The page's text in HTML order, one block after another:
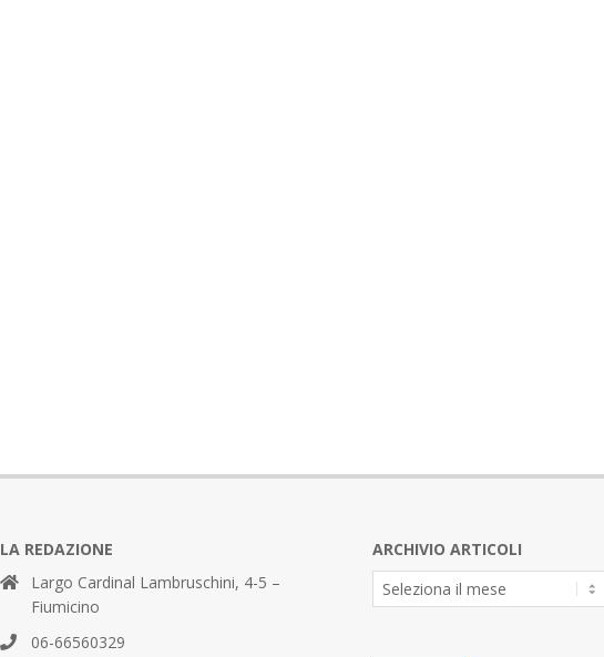
LA REDAZIONE
Largo Cardinal Lambruschini, 4-5 –
Fiumicino
06-66560329
ARCHIVIO ARTICOLI
Archivio
Articoli